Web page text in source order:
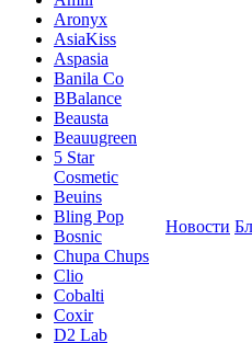
Aronyx
AsiaKiss
Aspasia
Banila Co
BBalance
Beausta
Beauugreen
5 Star
Cosmetic
Beuins
Bling Pop
Bosnic
Chupa Chups
Clio
Cobalti
Coxir
D2 Lab
Новости